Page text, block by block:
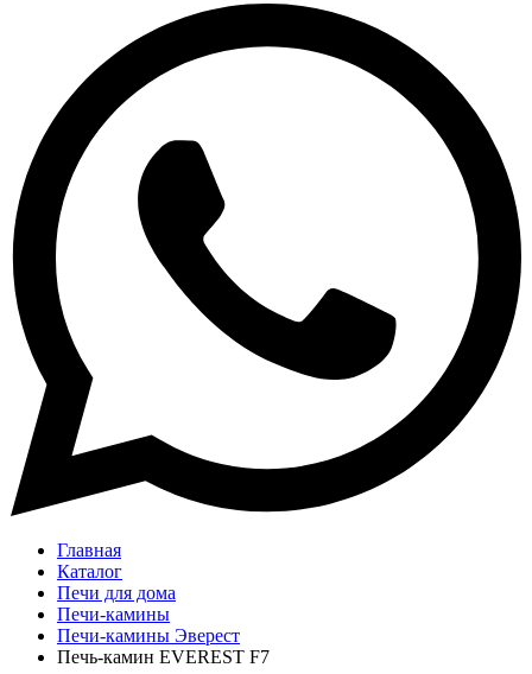
Главная
Каталог
Печи для дома
Печи-камины
Печи-камины Эверест
Печь-камин EVEREST F7